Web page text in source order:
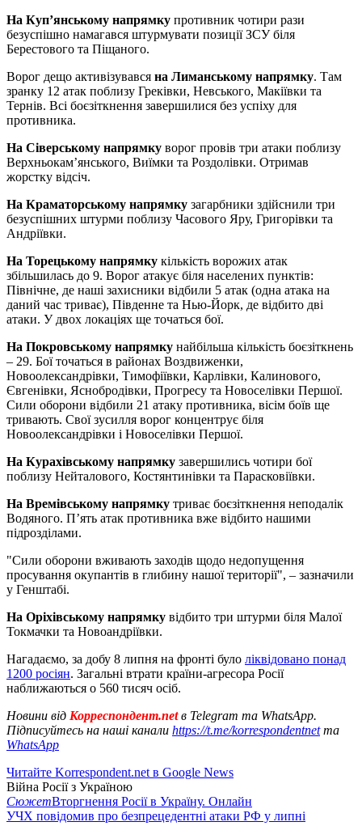
На Куп’янському напрямку противник чотири рази
безуспішно намагався штурмувати позиції ЗСУ біля
Берестового та Піщаного.
Ворог дещо активізувався на Лиманському напрямку. Там
зранку 12 атак поблизу Греківки, Невського, Макіївки та
Тернів. Всі боєзіткнення завершилися без успіху для
противника.
На Сіверському напрямку ворог провів три атаки поблизу
Верхньокам’янського, Виїмки та Роздолівки. Отримав
жорстку відсіч.
На Краматорському напрямку загарбники здійснили три
безуспішних штурми поблизу Часового Яру, Григорівки та
Андріївки.
На Торецькому напрямку кількість ворожих атак
збільшилась до 9. Ворог атакує біля населених пунктів:
Північне, де наші захисники відбили 5 атак (одна атака на
даний час триває), Південне та Нью-Йорк, де відбито дві
атаки. У двох локаціях ще точаться бої.
На Покровському напрямку найбільша кількість боєзіткнень
– 29. Бої точаться в районах Воздвиженки,
Новоолександрівки, Тимофіївки, Карлівки, Калинового,
Євгенівки, Яснобродівки, Прогресу та Новоселівки Першої.
Сили оборони відбили 21 атаку противника, вісім боїв ще
тривають. Свої зусилля ворог концентрує біля
Новоолександрівки і Новоселівки Першої.
На Курахівському напрямку завершились чотири бої
поблизу Нейталового, Костянтинівки та Парасковіївки.
На Времівському напрямку триває боєзіткнення неподалік
Водяного. П’ять атак противника вже відбито нашими
підрозділами.
"Сили оборони вживають заходів щодо недопущення
просування окупантів в глибину нашої території", – зазначили
у Генштабі.
На Оріхівському напрямку відбито три штурми біля Малої
Токмачки та Новоандріївки.
Нагадаємо, за добу 8 липня на фронті було ліквідовано понад
1200 росіян. Загальні втрати країни-агресора Росії
наближаються о 560 тисяч осіб.
Новини від Корреспондент.netв Telegram та WhatsApp.
Підписуйтесь на наші канали https://t.me/korrespondentnetта
WhatsApp
Читайте Korrespondent.net в Google News
Війна Росії з Україною
СюжетВторгнення Росії в Україну. Онлайн
УЧХ повідомив про безпрецедентні атаки РФ у липні